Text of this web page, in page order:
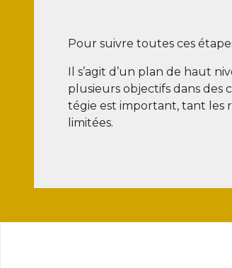
Pour suivre toutes ces
Il s’agit d’un plan de haut
plu­sieurs objec­tifs dans des
té­gie est impor­tant, tant les
limitées.